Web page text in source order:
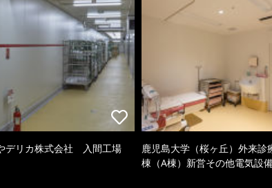
デリカ株式会社 入間工場
鹿児島大学（桜ヶ丘）外来診
棟（A棟）新営その他電気設